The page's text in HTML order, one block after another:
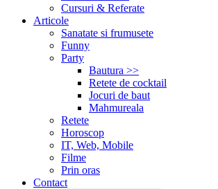
Cursuri & Referate
Articole
Sanatate si frumusete
Funny
Party
Bautura >>
Retete de cocktail
Jocuri de baut
Mahmureala
Retete
Horoscop
IT, Web, Mobile
Filme
Prin oras
Contact